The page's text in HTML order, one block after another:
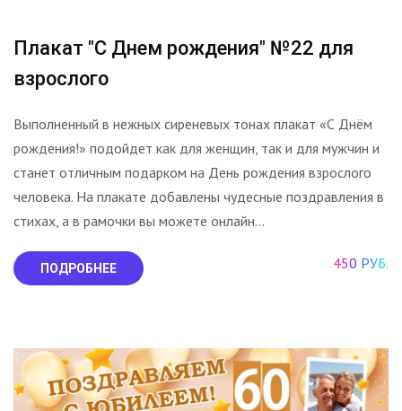
Плакат "С Днем рождения" №22 для
взрослого
Выполненный в нежных сиреневых тонах плакат «С Днём
рождения!» подойдет как для женщин, так и для мужчин и
станет отличным подарком на День рождения взрослого
человека. На плакате добавлены чудесные поздравления в
стихах, а в рамочки вы можете онлайн...
ПОДРОБНЕЕ 450 РУБ.